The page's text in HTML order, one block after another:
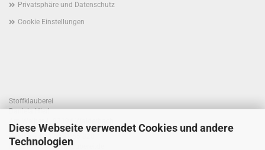
Diese Webseite verwendet Cookies und andere
Technologien
Privatsphäre und Datenschutz
Cookie Einstellungen
Stoffklauberei
Daniela Hierl
Telefon +49 170 41 55 820
E-Mail: info@stoffklauberei.de